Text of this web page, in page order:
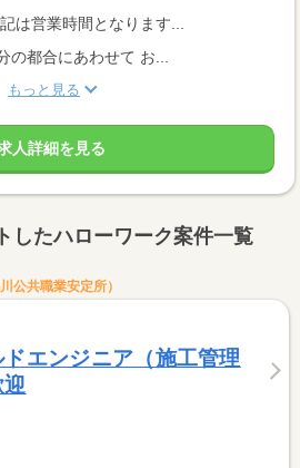
は営業時間となります...
の都合にあわせて お...
もっと見る
人詳細を見る
したハローワーク案件一覧
公共職業安定所）
エンジニア（施工管理